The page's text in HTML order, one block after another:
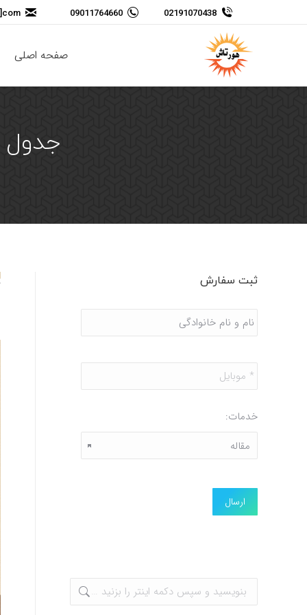
02191070438
09011764660
صفحه اصلی
جدول
ثبت سفارش
نام
و
نام
*
موبایل *
خدمات: